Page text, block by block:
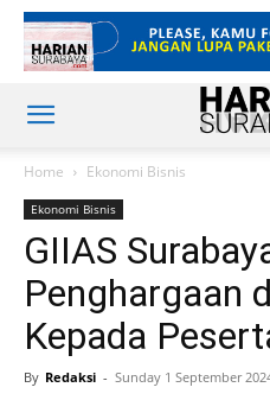
Home Ekonomi Bisnis
Ekonomi Bisnis
GIIAS
Penghargaan
Kepada
By Redaksi - Sunday 1 September